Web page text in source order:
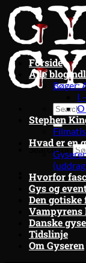
Fortsæt
til
indhold
Search for:
Forside
Alle
Bøger:
I
O
Stephen
Hvad er en
Hvorfor
Gys og
Den
Vampyrens
Danske
Tidslinje
Om Gyseren